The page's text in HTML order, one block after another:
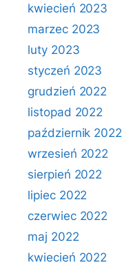
kwiecień 2023
marzec 2023
luty 2023
styczeń 2023
grudzień 2022
listopad 2022
październik 2022
wrzesień 2022
sierpień 2022
lipiec 2022
czerwiec 2022
maj 2022
kwiecień 2022